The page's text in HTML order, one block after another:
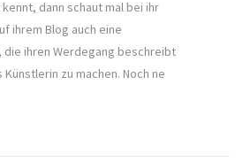
dann schaut mal bei ihr
ihrem Blog auch eine
ihren Werdegang beschreibt
zu machen. Noch ne